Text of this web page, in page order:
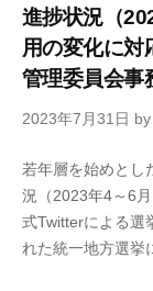
進捗状況（
用の変化に対
管理委員会事
2023年7月31日 by
若年層を始めとし
況（2023年4～6
式Twitterによる選
れた統一地方選挙